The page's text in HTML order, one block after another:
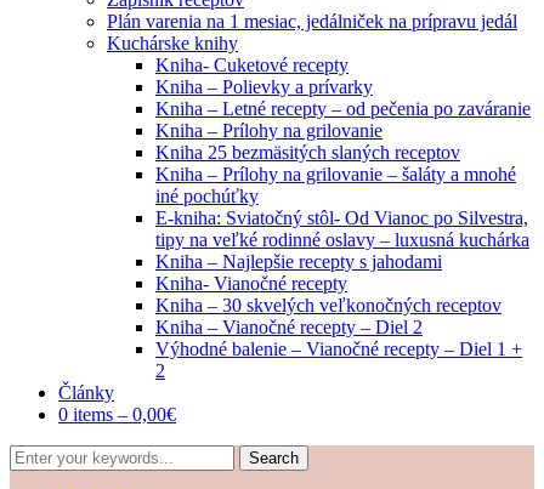
Plán varenia na 1 mesiac, jedálniček na prípravu jedál
Kuchárske knihy
Kniha- Cuketové recepty
Kniha – Polievky a prívarky
Kniha – Letné recepty – od pečenia po zaváranie
Kniha – Prílohy na grilovanie
Kniha 25 bezmäsitých slaných receptov
Kniha – Prílohy na grilovanie – šaláty a mnohé
iné pochúťky
E-kniha: Sviatočný stôl- Od Vianoc po Silvestra,
tipy na veľké rodinné oslavy – luxusná kuchárka
Kniha – Najlepšie recepty s jahodami
Kniha- Vianočné recepty
Kniha – 30 skvelých veľkonočných receptov
Kniha – Vianočné recepty – Diel 2
Výhodné balenie – Vianočné recepty – Diel 1 +
2
Články
0 items – 0,00€